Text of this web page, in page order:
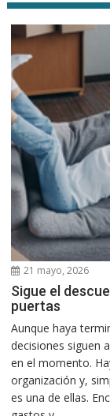
21 mayo, 2026
Sigue el
puertas
Aunque haya
decisiones siguen
en el momento.
organización y,
es una de ellas.